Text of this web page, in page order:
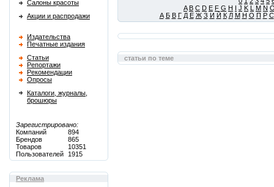
Салоны красоты
Акции и распродажи
Издательства
Печатные издания
Статьи
Репортажи
Рекомендации
Опросы
Каталоги, журналы,
брошюры
Зарегистрировано:
Компаний
894
Брендов
865
Товаров
10351
Пользователей
1915
Реклама
A B C D E F G H I J K L M N
А Б В Г Д Е Ж З И Й К Л М Н О П Р С
статьи по теме